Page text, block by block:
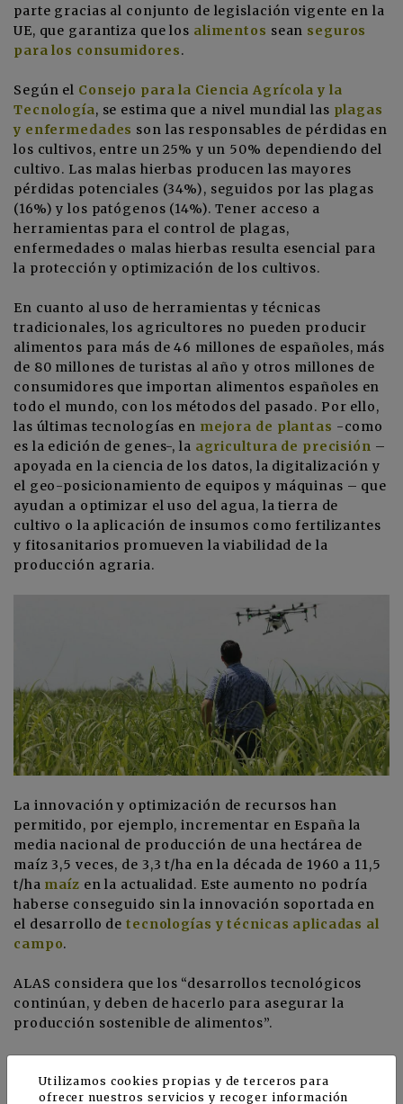
parte gracias al conjunto de legislación vigente en la
UE, que garantiza que los alimentos sean seguros
para los consumidores.
Según el Consejo para la Ciencia Agrícola y la
Tecnología, se estima que a nivel mundial las plagas
y enfermedades son las responsables de pérdidas en
los cultivos, entre un 25% y un 50% dependiendo del
cultivo. Las malas hierbas producen las mayores
pérdidas potenciales (34%), seguidos por las plagas
(16%) y los patógenos (14%). Tener acceso a
herramientas para el control de plagas,
enfermedades o malas hierbas resulta esencial para
la protección y optimización de los cultivos.
En cuanto al uso de herramientas y técnicas
tradicionales, los agricultores no pueden producir
alimentos para más de 46 millones de españoles, más
de 80 millones de turistas al año y otros millones de
consumidores que importan alimentos españoles en
todo el mundo, con los métodos del pasado. Por ello,
las últimas tecnologías en mejora de plantas -como
es la edición de genes-, la agricultura de precisión –
apoyada en la ciencia de los datos, la digitalización y
el geo-posicionamiento de equipos y máquinas – que
ayudan a optimizar el uso del agua, la tierra de
cultivo o la aplicación de insumos como fertilizantes
y fitosanitarios promueven la viabilidad de la
producción agraria.
La innovación y optimización de recursos han
permitido, por ejemplo, incrementar en España la
media nacional de producción de una hectárea de
maíz 3,5 veces, de 3,3 t/ha en la década de 1960 a 11,5
t/ha maíz en la actualidad. Este aumento no podría
haberse conseguido sin la innovación soportada en
el desarrollo de tecnologías y técnicas aplicadas al
campo.
ALAS considera que los “desarrollos tecnológicos
continúan, y deben de hacerlo para asegurar la
producción sostenible de alimentos”.
protección de las plantas o losOrganismos
Utilizamos cookies propias y de terceros para
ofrecer nuestros servicios y recoger información